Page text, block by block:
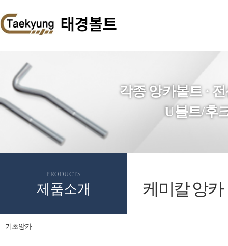
각종 앙카볼트 ·
U볼트/후
PRODUCTS
제품소개
기초앙카
케미칼 앙카